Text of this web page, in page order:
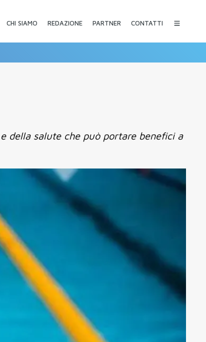
CHI SIAMO REDAZIONE PARTNER CONTATTI
della salute che può portare benefici a